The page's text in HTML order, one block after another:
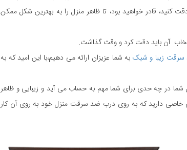
کنید، قادر خواهید بود، تا ظاهر منزل را به بهترین شکل ممکن
آن باید دقت کرد و وقت گذاشت.
زیبا و شیک به شما عزیزان ارائه می دهیم،با این امید که به
شما در چه حدی برای شما مهم به حساب می آید و زیبایی و ظاهر
خاصی دارید که به روی درب ضد سرقت منزل خود به روی آن کار